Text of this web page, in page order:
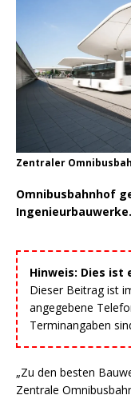
Zentraler
Omnibusbahnhof
Ingenieurbauwerke.
Hinweis: Dies ist
Dieser Beitrag ist
angegebene
Terminangaben
„Zu den besten
Zentrale